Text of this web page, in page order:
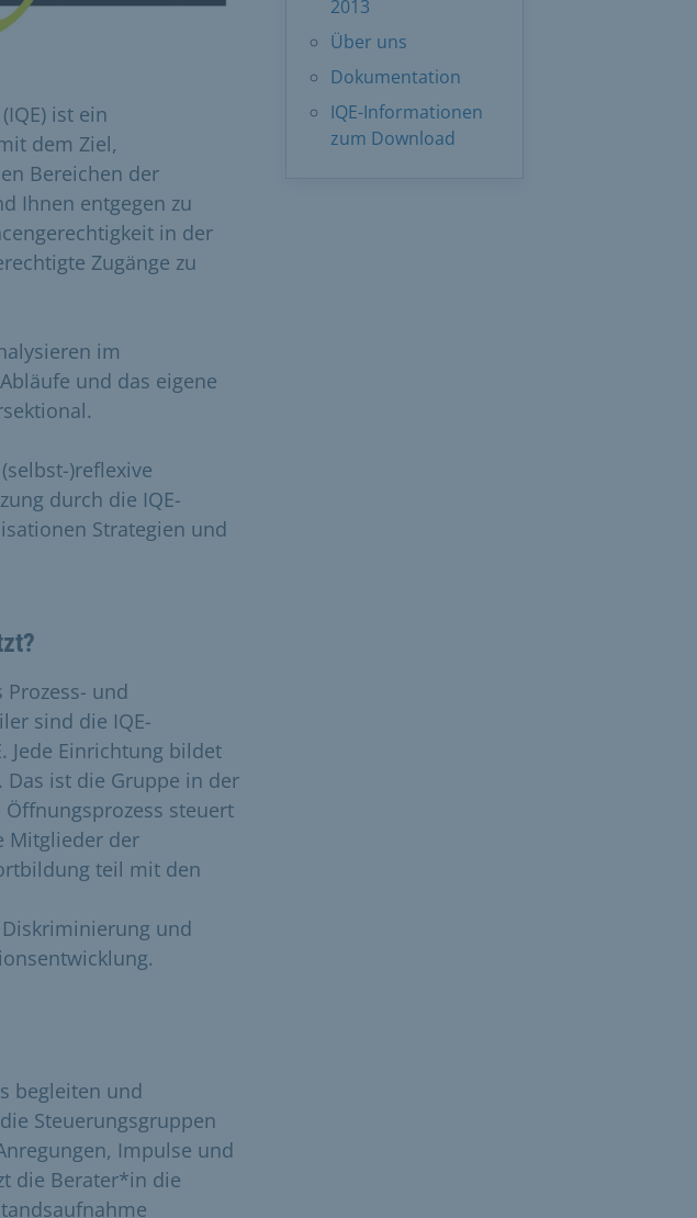
2013
Über uns
Dokumentation
IQE-Informationen
zum Download
ist ein
dem Ziel,
Bereichen der
Ihnen entgegen zu
in der
Zugänge zu
im
und das eigene
)reflexive
durch die IQE-
Strategien und
Prozess- und
sind die IQE-
Jede Einrichtung bildet
Das ist die Gruppe in der
steuert
Mitglieder der
teil mit den
und
begleiten und
Steuerungsgruppen
Impulse und
die Berater*in die